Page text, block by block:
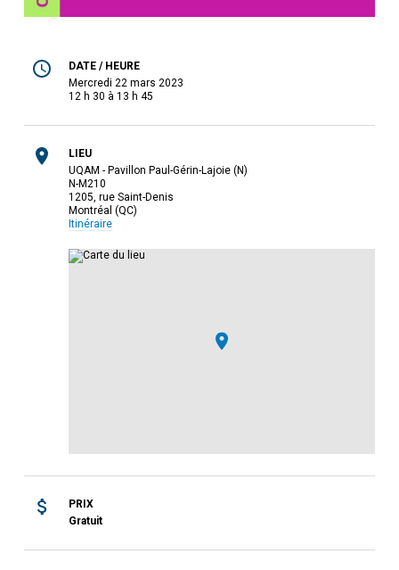
DATE / HEURE
mercredi 22 mars 2023
12 h 30 à 13 h 45
LIEU
UQAM - Pavillon Paul-Gérin-Lajoie (N)
N-M210
1205, rue Saint-Denis
Montréal (QC)
Itinéraire
PRIX
Gratuit